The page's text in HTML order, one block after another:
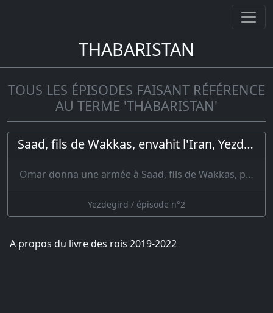
THABARISTAN
TOUS LES ÉPISODES FAISANT RÉFÉRENCE
AU TERME 'THABARISTAN'
Saad, fils de Wakkas, envahit l'Iran, Yezdegird envoie Rustem contre lui
Omar donna une armée à Saad, fils de Wakkas, p…
Yezdegird / épisode n°2
A propos du livre des rois 2019-2022